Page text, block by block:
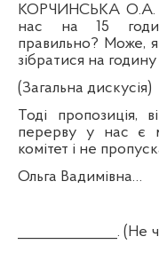
КОРЧИНСЬКА О.А.
нас на 15
правильно? Може,
зібратися на
(Загальна дискусія)
Тоді пропозиція,
перерву у нас є
комітет і не
Ольга Вадимівна…
______________. (Не